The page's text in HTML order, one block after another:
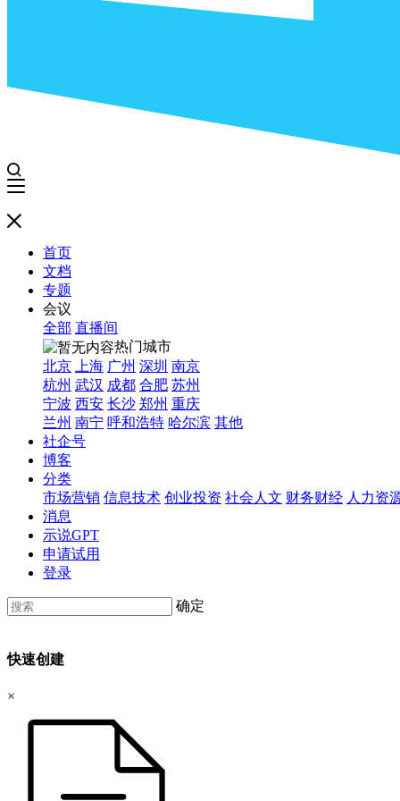
首页
文档
专题
会议
全部 直播间
热门城市
北京
上海 广州 深圳 南京
杭州 武汉 成都 合肥 苏州
宁波 西安 长沙 郑州 重庆
兰州 南宁 呼和浩特 哈尔滨 其他
社企号
博客
分类
市场营销 信息技术 创业投资 社会人文 财务财经 人力资
消息
示说GPT
申请试用
登录
确定
快速创建
×